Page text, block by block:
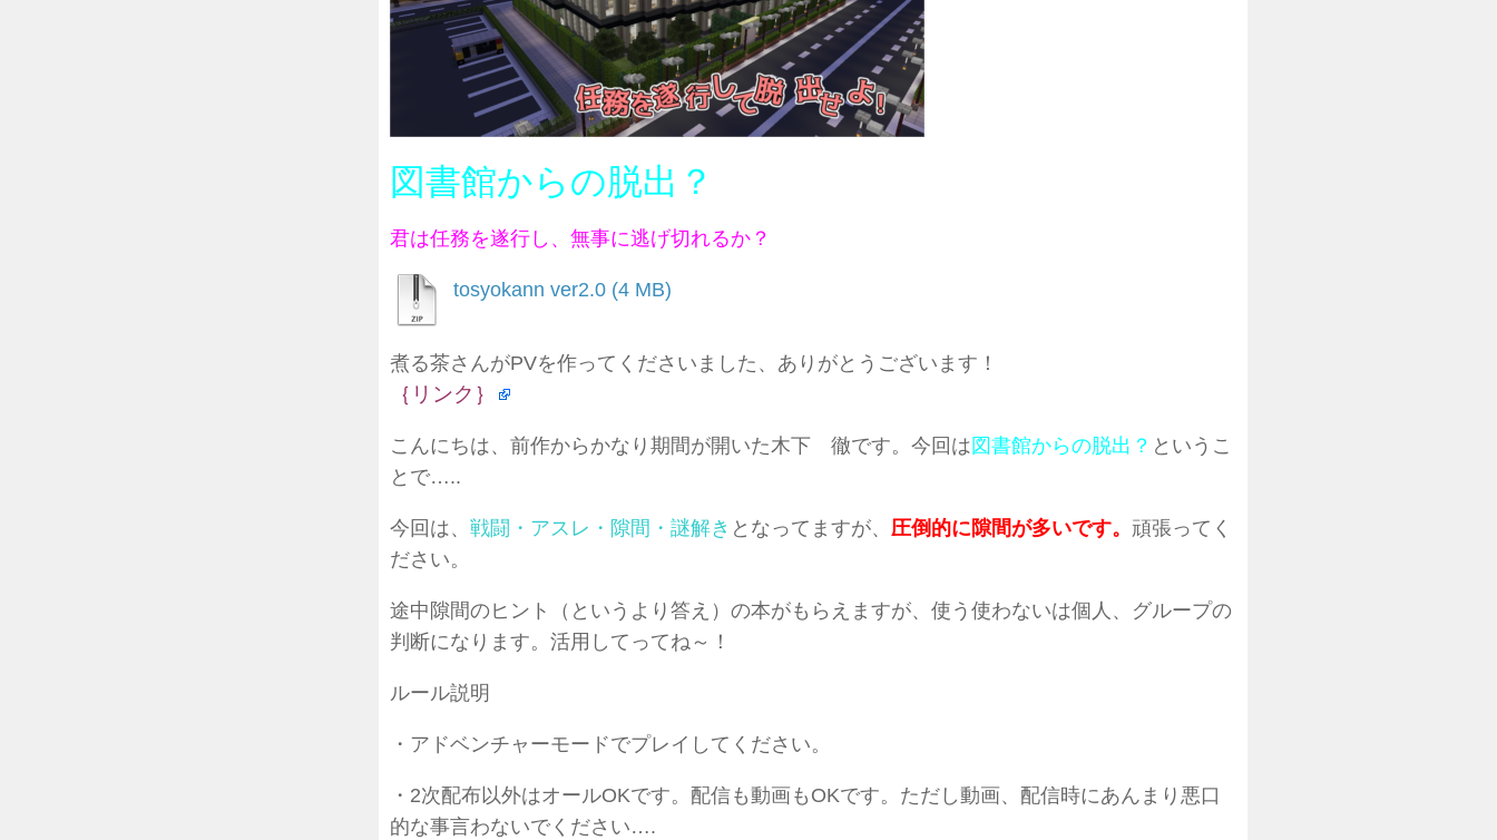
図書館からの脱出？
君は任務を遂行し、無事に逃げ切れるか？
tosyokann ver2.0
煮る茶さんがPVを作ってくださいました、ありがとうございます！
｛ リンク｝
こんにちは、前作からかなり期間が開いた木下 徹です。今回は 図書館からの脱出？ というこ
とで…..
今回は、 戦闘・アスレ・隙間・謎解き となってますが、 圧倒的に隙間が多いです。 頑張ってく
ださい。
途中隙間のヒント（というより答え）の本がもらえますが、使う使わないは個人、グループの
判断になります。活用してってね～！
ルール説明
・アドベンチャーモードでプレイしてください。
・2次配布以外はオールOKです。配信も動画もOKです。ただし動画、配信時にあんまり悪口
的な事言わないでください….